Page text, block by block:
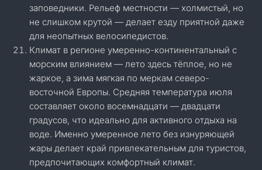
заповедники. Рельеф местности — холмистый, но
не слишком крутой — делает езду приятной даже
для неопытных велосипедистов.
Климат в регионе умеренно-континентальный с
морским влиянием — лето здесь тёплое, но не
жаркое, а зима мягкая по меркам северо-
восточной Европы. Средняя температура июля
составляет около восемнадцати — двадцати
градусов, что идеально для активного отдыха на
воде. Именно умеренное лето без изнуряющей
жары делает край привлекательным для туристов,
предпочитающих комфортный климат.